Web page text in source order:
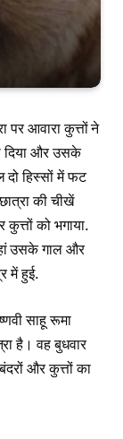
पर आवारा कुत्तों ने
दिया और उसके
दो हिस्सों में फट
की चीखें
को भगाया.
उसके गाल और
में हुई.
साहू रूमा
है। वह बुधवार
और कुत्तों का